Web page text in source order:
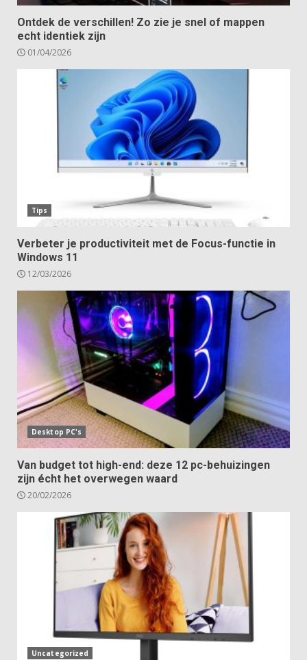
Ontdek de verschillen! Zo zie je snel of mappen
echt identiek zijn
01/04/2026
Tips
Verbeter je productiviteit met de Focus-functie in
Windows 11
12/03/2026
Desktop PC's
Van budget tot high-end: deze 12 pc-behuizingen
zijn écht het overwegen waard
20/02/2026
Uncategorized